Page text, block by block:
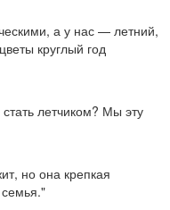
а у нас — летний,
круглый год
летчиком? Мы эту
но она крепкая